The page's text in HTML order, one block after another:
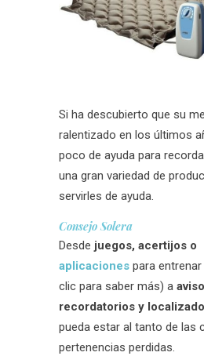
Si ha descubierto que su
ralentizado en los últimos
poco de ayuda para
una gran variedad de
servirles de ayuda.
Consejo Solera
Desde juegos, acertijos o
aplicaciones para
clic para saber más) a
recordatorios y
pueda estar al tanto de las
pertenencias perdidas.